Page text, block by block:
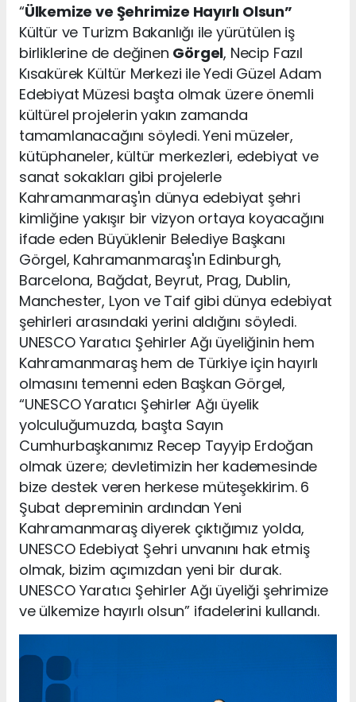
“Ülkemize ve Şehrimize Hayırlı Olsun”
Kültür ve Turizm Bakanlığı ile yürütülen iş
birliklerine de değinen Görgel, Necip Fazıl
Kısakürek Kültür Merkezi ile Yedi Güzel Adam
Edebiyat Müzesi başta olmak üzere önemli
kültürel projelerin yakın zamanda
tamamlanacağını söyledi. Yeni müzeler,
kütüphaneler, kültür merkezleri, edebiyat ve
sanat sokakları gibi projelerle
Kahramanmaraş'ın dünya edebiyat şehri
kimliğine yakışır bir vizyon ortaya koyacağını
ifade eden Büyüklenir Belediye Başkanı
Görgel, Kahramanmaraş'ın Edinburgh,
Barcelona, Bağdat, Beyrut, Prag, Dublin,
Manchester, Lyon ve Taif gibi dünya edebiyat
şehirleri arasındaki yerini aldığını söyledi.
UNESCO Yaratıcı Şehirler Ağı üyeliğinin hem
Kahramanmaraş hem de Türkiye için hayırlı
olmasını temenni eden Başkan Görgel,
“UNESCO Yaratıcı Şehirler Ağı üyelik
yolculuğumuzda, başta Sayın
Cumhurbaşkanımız Recep Tayyip Erdoğan
olmak üzere; devletimizin her kademesinde
bize destek veren herkese müteşekkirim. 6
Şubat depreminin ardından Yeni
Kahramanmaraş diyerek çıktığımız yolda,
UNESCO Edebiyat Şehri unvanını hak etmiş
olmak, bizim açımızdan yeni bir durak.
UNESCO Yaratıcı Şehirler Ağı üyeliği şehrimize
ve ülkemize hayırlı olsun” ifadelerini kullandı.